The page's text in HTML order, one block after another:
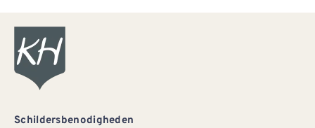
Schildersbenodigheden